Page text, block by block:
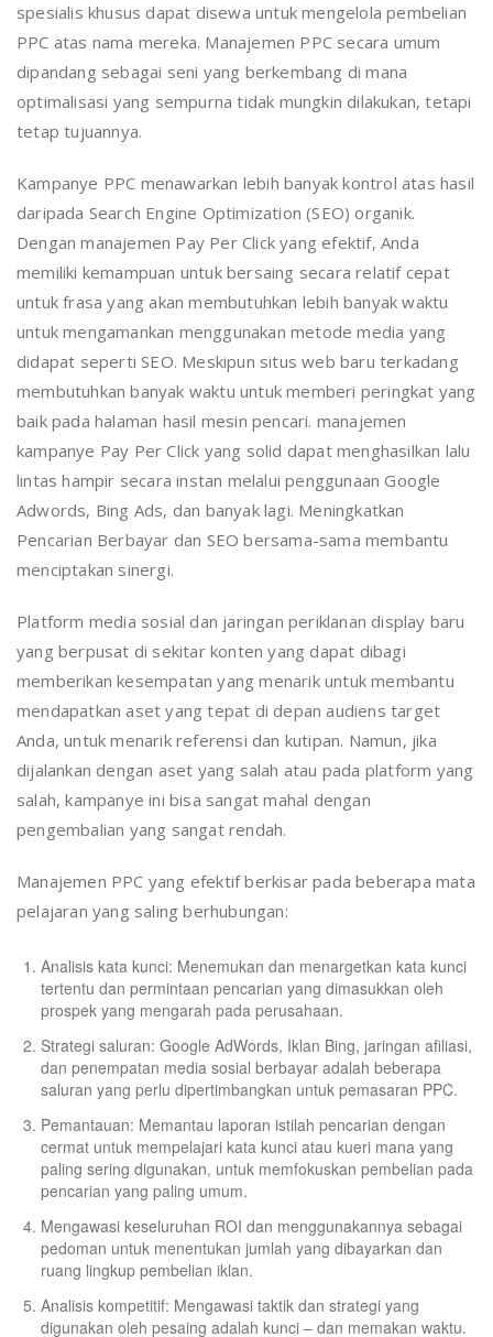
spesialis khusus dapat disewa untuk mengelola pembelian
PPC atas nama mereka. Manajemen PPC secara umum
dipandang sebagai seni yang berkembang di mana
optimalisasi yang sempurna tidak mungkin dilakukan, tetapi
tetap tujuannya.
Kampanye PPC menawarkan lebih banyak kontrol atas hasil
daripada Search Engine Optimization (SEO) organik.
Dengan manajemen Pay Per Click yang efektif, Anda
memiliki kemampuan untuk bersaing secara relatif cepat
untuk frasa yang akan membutuhkan lebih banyak waktu
untuk mengamankan menggunakan metode media yang
didapat seperti SEO. Meskipun situs web baru terkadang
membutuhkan banyak waktu untuk memberi peringkat yang
baik pada halaman hasil mesin pencari. manajemen
kampanye Pay Per Click yang solid dapat menghasilkan lalu
lintas hampir secara instan melalui penggunaan Google
Adwords, Bing Ads, dan banyak lagi. Meningkatkan
Pencarian Berbayar dan SEO bersama-sama membantu
menciptakan sinergi.
Platform media sosial dan jaringan periklanan display baru
yang berpusat di sekitar konten yang dapat dibagi
memberikan kesempatan yang menarik untuk membantu
mendapatkan aset yang tepat di depan audiens target
Anda, untuk menarik referensi dan kutipan. Namun, jika
dijalankan dengan aset yang salah atau pada platform yang
salah, kampanye ini bisa sangat mahal dengan
pengembalian yang sangat rendah.
Manajemen PPC yang efektif berkisar pada beberapa mata
pelajaran yang saling berhubungan:
Analisis kata kunci: Menemukan dan menargetkan kata kunci
tertentu dan permintaan pencarian yang dimasukkan oleh
prospek yang mengarah pada perusahaan.
Strategi saluran: Google AdWords, Iklan Bing, jaringan afiliasi,
dan penempatan media sosial berbayar adalah beberapa
saluran yang perlu dipertimbangkan untuk pemasaran PPC.
Pemantauan: Memantau laporan istilah pencarian dengan
cermat untuk mempelajari kata kunci atau kueri mana yang
paling sering digunakan, untuk memfokuskan pembelian pada
pencarian yang paling umum.
Mengawasi keseluruhan ROI dan menggunakannya sebagai
pedoman untuk menentukan jumlah yang dibayarkan dan
ruang lingkup pembelian iklan.
Analisis kompetitif: Mengawasi taktik dan strategi yang
digunakan oleh pesaing adalah kunci – dan memakan waktu.